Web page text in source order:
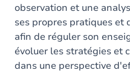
observation et une
ses propres pratiques et
afin de réguler son
évoluer les stratégies et
dans une perspective